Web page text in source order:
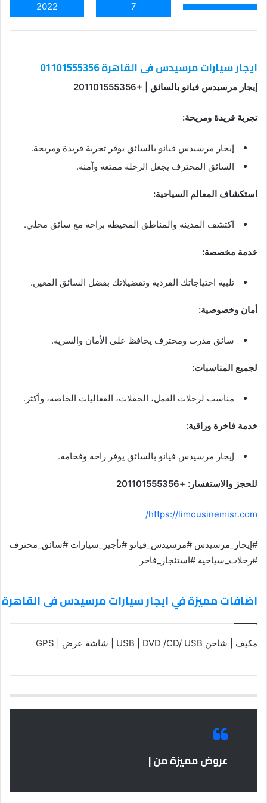
7
2022
ايجار سيارات مرسيدس فى القاهرة 01101555356
إيجار مرسيدس فيانو بالسائق | +201101555356
تجربة فريدة ومريحة:
إيجار مرسيدس فيانو بالسائق يوفر تجربة فريدة ومريحة.
السائق المحترف يجعل الرحلة ممتعة وآمنة.
استكشاف المعالم السياحية:
اكتشف المدينة والمناطق المحيطة براحة مع سائق محلي.
خدمة مخصصة:
تلبية احتياجاتك الفردية وتفضيلاتك بفضل السائق المعين.
أمان وخصوصية:
سائق مدرب ومحترف يحافظ على الأمان والسرية.
لجميع المناسبات:
مناسب لرحلات العمل، الحفلات، الفعاليات الخاصة، وأكثر.
خدمة فاخرة وراقية:
إيجار مرسيدس فيانو بالسائق يوفر راحة وفخامة.
للحجز والاستفسار: +201101555356
https://limousinemisr.com/
#إيجار_مرسيدس #مرسيدس_فيانو #تأجير_سيارات #سائق_محترف
#رحلات_سياحية #استئجار_فاخر
اضافات مميزة في ايجار سيارات مرسيدس فى القاهرة 01101555356
مكيف | شاحن USB | DVD /CD/ USB | شاشة عرض | GPS
عروض مميزة من |